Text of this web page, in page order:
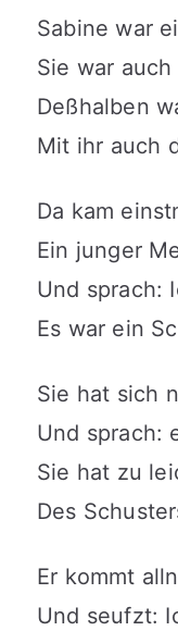
Sabine war
Sie war
Deßhalben
Mit ihr auch
Da kam
Ein junger
Und sprach:
Es war ein
Sie hat sich
Und sprach:
Sie hat zu
Des
Er kommt
Und seufzt: